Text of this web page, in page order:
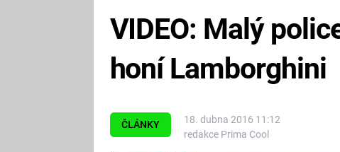
ČLÁNKY
18. dubna 2016 11:12
redakce Prima Cool
VIDEO: Malý
honí Lamborghini